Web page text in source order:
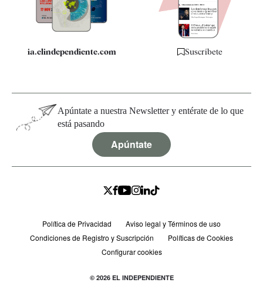
Especificaciones
ia.elindependiente.com Suscríbete
Apúntate a nuestra Newsletter y entérate de lo que
está pasando
Apúntate
Política de Privacidad
Aviso legal y Términos de uso
Condiciones de Registro y Suscripción
Políticas de Cookies
Configurar cookies
© 2026 EL INDEPENDIENTE